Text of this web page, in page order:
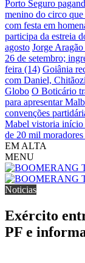
Porto Seguro
menino do circo
com festa em
participa da estreia
agosto Jorge
26 de setembro;
feira (14) Goiânia
com Daniel,
Globo O Boticário
para apresentar
convenções
Mabel vistoria início
de 20 mil
EM ALTA
MENU
Noticias
Exército
PF e